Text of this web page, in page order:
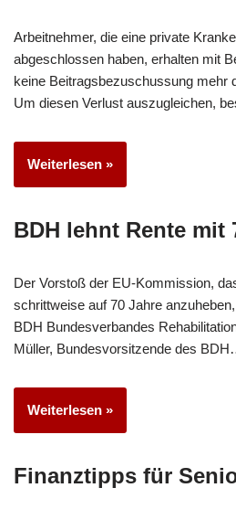
Arbeitnehmer, die eine private
abgeschlossen haben, erhalten mit
keine Beitragsbezuschussung mehr
Um diesen Verlust auszugleichen,
Weiterlesen »
BDH lehnt Rente mit
Der Vorstoß der EU-Kommission,
schrittweise auf 70 Jahre
BDH Bundesverbandes
Müller, Bundesvorsitzende des
Weiterlesen »
Finanztipps für